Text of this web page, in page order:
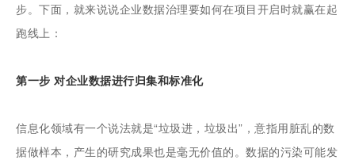
关于亿信
步。下面，就来说说企业数据治理要如何在项目开启时就赢在起
跑线上：
第一步 对企业数据进行归集和标准化
信息化领域有一个说法就是“垃圾进，垃圾出”，意指用脏乱的数
据做样本，产生的研究成果也是毫无价值的。数据的污染可能发